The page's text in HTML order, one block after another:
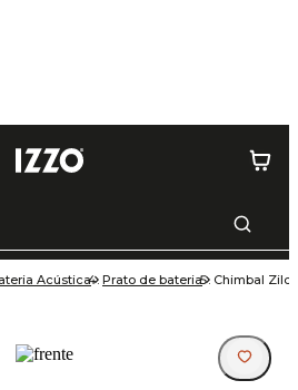
Acústica Prato de bateria Chimbal